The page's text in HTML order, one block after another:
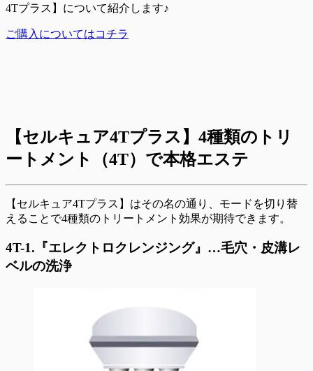
4Tプラス】について紹介します♪
ご購入についてはコチラ
【セルキュア4Tプラス】4種類のトリ
ートメント（4T）で本格エステ
【セルキュア4Tプラス】はその名の通り、モードを切り替
えることで4種類のトリートメント効果が期待できます。
4T-1.『エレクトロクレンジング』…毛穴・皮溝レ
ベルの洗浄